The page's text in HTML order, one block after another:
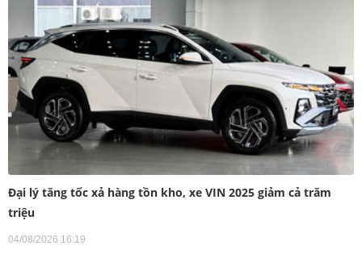
Đại lý tăng tốc xả hàng tồn kho, xe VIN 2025 giảm cả trăm
triệu
04/08/2026 16:19